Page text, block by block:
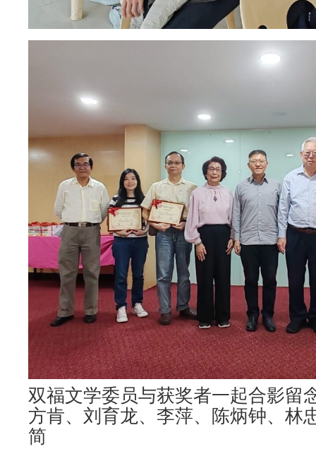
双福文学委员与获奖者一起合影留
方肯、刘育龙、李萍、陈炳钟、林
简